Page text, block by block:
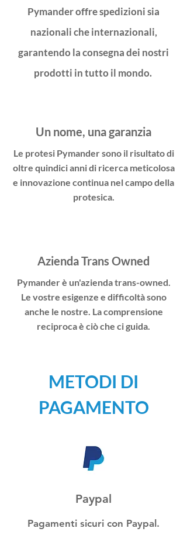
Pymander offre spedizioni sia
nazionali che internazionali,
garantendo la consegna dei nostri
prodotti in tutto il mondo.
Un nome, una garanzia
Le protesi Pymander sono il risultato di
oltre quindici anni di ricerca meticolosa
e innovazione continua nel campo della
protesica.
Azienda Trans Owned
Pymander è un'azienda trans-owned.
Le vostre esigenze e difficoltà sono
anche le nostre. La comprensione
reciproca è ciò che ci guida.
METODI DI
PAGAMENTO
Paypal
Pagamenti sicuri con Paypal.